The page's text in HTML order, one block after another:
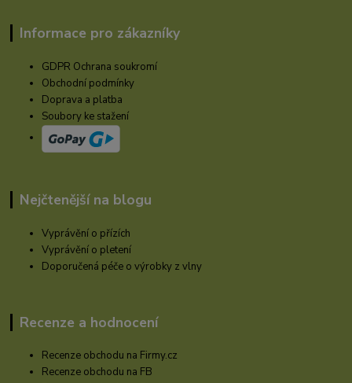
Informace pro zákazníky
GDPR Ochrana soukromí
Obchodní podmínky
Doprava a platba
Soubory ke stažení
Nejčtenější na blogu
Vyprávění o přízích
Vyprávění o pletení
Doporučená péče o výrobky z vlny
Recenze a hodnocení
Recenze obchodu na Firmy.cz
Recenze obchodu na FB